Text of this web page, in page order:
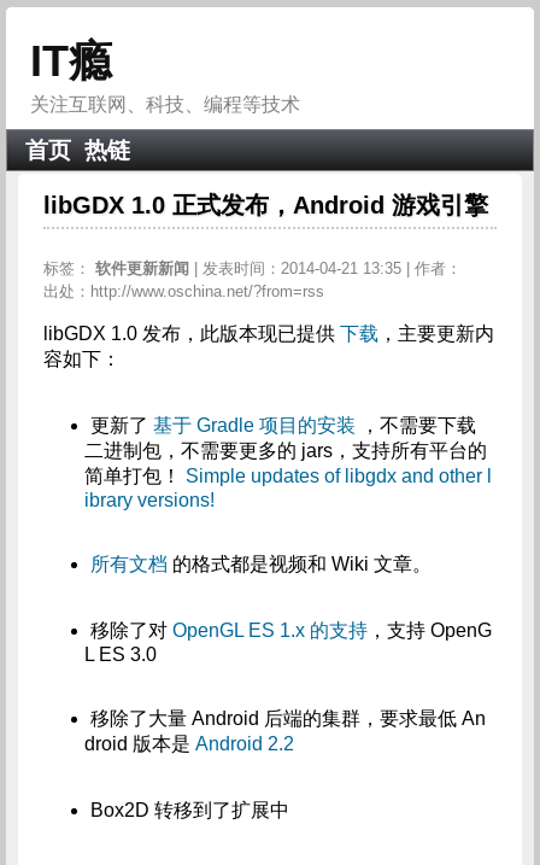
IT瘾
关注互联网、科技、编程等技术
首页 热链
libGDX 1.0 正式发布，Android 游戏引擎
标签： 软件更新新闻
| 发表时间：2014-04-21 13:35 | 作者：
出处：http://www.oschina.net/?from=rss
libGDX 1.0 发布，此版本现已提供 下载 ，主要更新内
容如下：
更新了 基于 Gradle 项目的安装 ，不需要下载
二进制包，不需要更多的 jars，支持所有平台的
简单打包！ Simple updates of libgdx and other l
ibrary versions!
所有文档 的格式都是视频和 Wiki 文章。
移除了对 OpenGL ES 1.x 的支持，支持 OpenG
L ES 3.0
移除了大量 Android 后端的集群，要求最低 An
droid 版本是 Android 2.2
Box2D 转移到了扩展中